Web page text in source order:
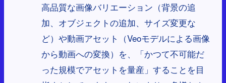
高品質な画像バリエーション（背景の追
加、オブジェクトの追加、サイズ変更な
ど）や動画アセット（Veoモデルによる画像
から動画への変換）を、「かつて不可能だ
った規模でアセットを量産」することを目